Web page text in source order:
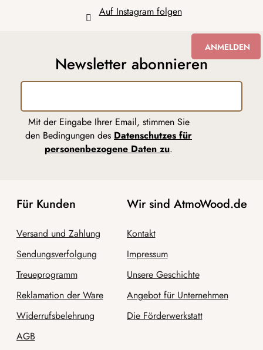
Auf Instagram folgen
Newsletter abonnieren
Mit der Eingabe Ihrer Email, stimmen Sie
den Bedingungen des Datenschutzes für
personenbezogene Daten zu.
ANMELDEN
Für Kunden
Versand und Zahlung
Sendungsverfolgung
Treueprogramm
Reklamation der Ware
Widerrufsbelehrung
AGB
Wir sind AtmoWood.de
Kontakt
Impressum
Unsere Geschichte
Angebot für Unternehmen
Die Förderwerkstatt